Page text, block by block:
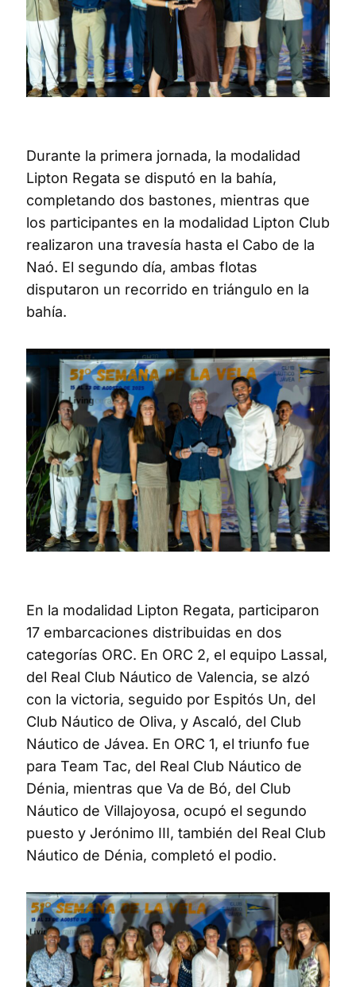
Durante la primera jornada, la modalidad
Lipton Regata se disputó en la bahía,
completando dos bastones, mientras que
los participantes en la modalidad Lipton Club
realizaron una travesía hasta el Cabo de la
Naó. El segundo día, ambas flotas
disputaron un recorrido en triángulo en la
bahía.
En la modalidad Lipton Regata, participaron
17 embarcaciones distribuidas en dos
categorías ORC. En ORC 2, el equipo Lassal,
del Real Club Náutico de Valencia, se alzó
con la victoria, seguido por Espitós Un, del
Club Náutico de Oliva, y Ascaló, del Club
Náutico de Jávea. En ORC 1, el triunfo fue
para Team Tac, del Real Club Náutico de
Dénia, mientras que Va de Bó, del Club
Náutico de Villajoyosa, ocupó el segundo
puesto y Jerónimo III, también del Real Club
Náutico de Dénia, completó el podio.